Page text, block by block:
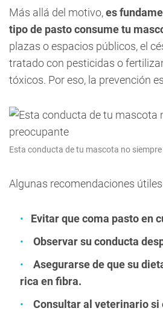
Más allá del motivo,es
tipo de pasto consume tu
plazas o espacios públicos, el
tratado con pesticidas o
tóxicos. Por eso, la prevención
Esta conducta de tu mascota no
Algunas recomendaciones
Evitar que coma pasto en
Observar su conducta
Asegurarse de que su
rica en fibra.
Consultar al veterinario si